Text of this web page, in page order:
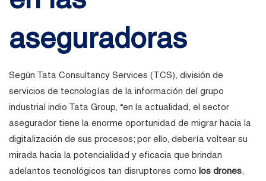
aseguradoras
Según Tata Consultancy Services (TCS), división de
servicios de tecnologías de la información del grupo
industrial indio Tata Group, “en la actualidad, el sector
asegurador tiene la enorme oportunidad de migrar hacia la
digitalización de sus procesos; por ello, debería voltear su
mirada hacia la potencialidad y eficacia que brindan
adelantos tecnológicos tan disruptores como los drones,